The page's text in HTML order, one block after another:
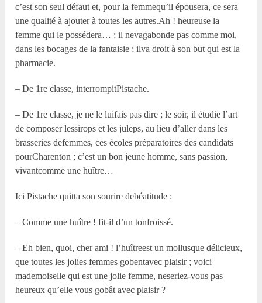
c’est son seul défaut et, pour la femmequ’il épousera, ce sera
une qualité à ajouter à toutes les autres.Ah ! heureuse la
femme qui le possédera… ; il nevagabonde pas comme moi,
dans les bocages de la fantaisie ; ilva droit à son but qui est la
pharmacie.
– De 1re classe, interrompitPistache.
– De 1re classe, je ne le luifais pas dire ; le soir, il étudie l’art
de composer lessirops et les juleps, au lieu d’aller dans les
brasseries defemmes, ces écoles préparatoires des candidats
pourCharenton ; c’est un bon jeune homme, sans passion,
vivantcomme une huître…
Ici Pistache quitta son sourire debéatitude :
– Comme une huître ! fit-il d’un tonfroissé.
– Eh bien, quoi, cher ami ! l’huîtreest un mollusque délicieux,
que toutes les jolies femmes gobentavec plaisir ; voici
mademoiselle qui est une jolie femme, neseriez-vous pas
heureux qu’elle vous gobât avec plaisir ?